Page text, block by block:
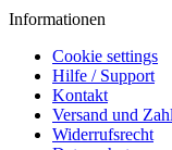
Informationen
Cookie settings
Hilfe / Support
Kontakt
Versand und
Widerrufsrecht